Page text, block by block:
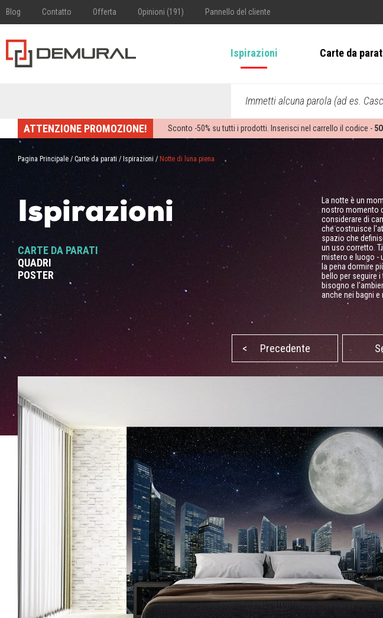
Blog Contatto Offerta Opinioni (191) Pannello del cliente
Ispirazioni Carte da
Immetti alcuna parola (ad es.
ATTENZIONE PROMOZIONE! Sconto -50% su tutti i prodotti. Inserisci nel carrello il codice -
Pagina Principale / Carte da parati / Ispirazioni / Notte di luna piena
Ispirazioni
CARTE DA PARATI
QUADRI
POSTER
La notte è un
nostro momento
considerare di
che costruisce
spazio che
un uso corretto.
mistero e luogo -
la pena dormire
bello per seguire
bisogno e
anche nei bagni
< Precedente